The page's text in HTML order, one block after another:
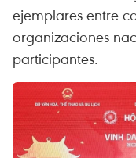
ejemplares entre
organizaciones
participantes.